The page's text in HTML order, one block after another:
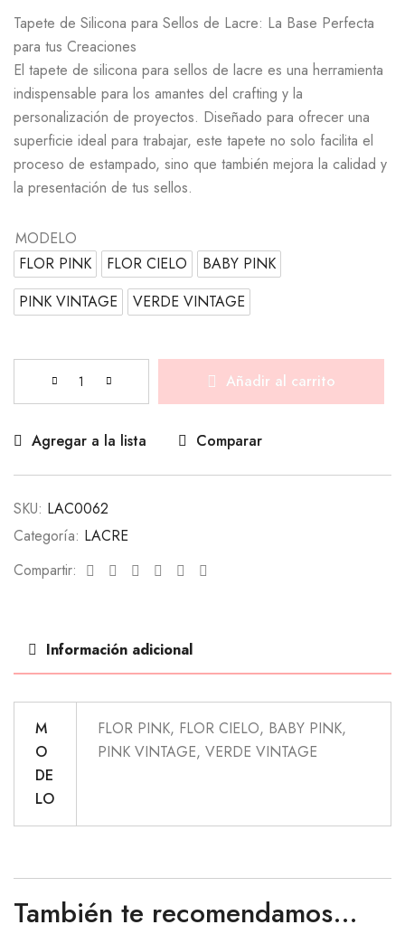
Tapete de Silicona para Sellos de Lacre: La Base Perfecta
para tus Creaciones
El tapete de silicona para sellos de lacre es una herramienta
indispensable para los amantes del crafting y la
personalización de proyectos. Diseñado para ofrecer una
superficie ideal para trabajar, este tapete no solo facilita el
proceso de estampado, sino que también mejora la calidad y
la presentación de tus sellos.
MODELO
FLOR PINK
FLOR CIELO
BABY PINK
PINK VINTAGE
VERDE VINTAGE
Añadir al carrito
Agregar a la lista Comparar
SKU: LAC0062
Categoría: LACRE
Compartir:
Facebook
TwitterLinkedinGoogle+Pinterest
Información adicional
M
O
DE
LO
FLOR PINK, FLOR CIELO, BABY PINK,
PINK VINTAGE, VERDE VINTAGE
También te recomendamos…